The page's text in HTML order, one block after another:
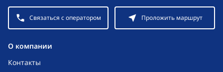
O компании
Контакты
Связаться с оператором Проложить маршрут